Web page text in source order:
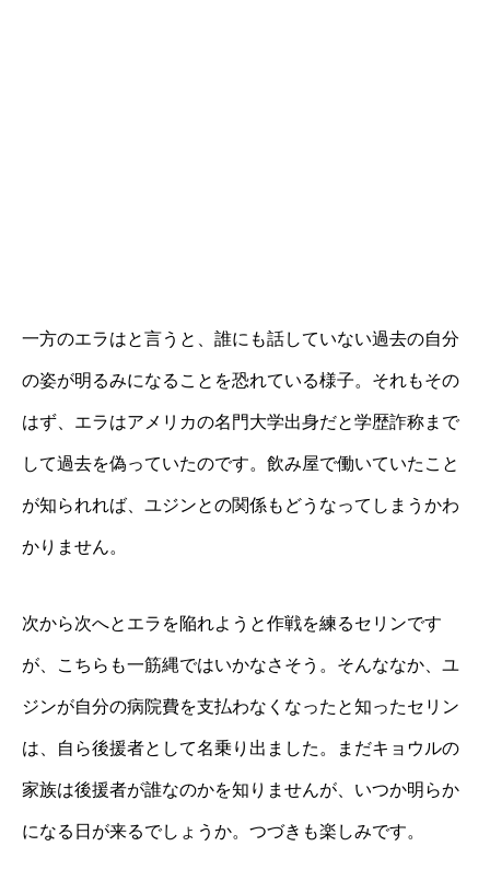
一方のエラはと言うと、誰にも話していない過去の自分
の姿が明るみになることを恐れている様子。それもその
はず、エラはアメリカの名門大学出身だと学歴詐称まで
して過去を偽っていたのです。飲み屋で働いていたこと
が知られれば、ユジンとの関係もどうなってしまうかわ
かりません。
次から次へとエラを陥れようと作戦を練るセリンです
が、こちらも一筋縄ではいかなさそう。そんななか、ユ
ジンが自分の病院費を支払わなくなったと知ったセリン
は、自ら後援者として名乗り出ました。まだキョウルの
家族は後援者が誰なのかを知りませんが、いつか明らか
になる日が来るでしょうか。つづきも楽しみです。